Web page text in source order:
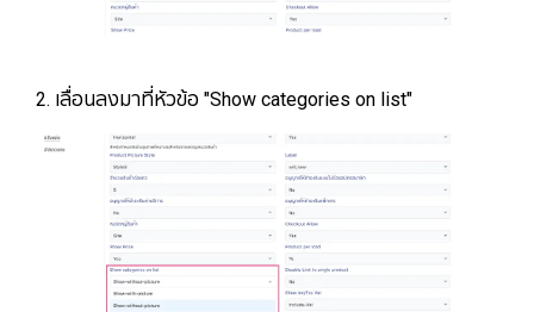
2. เลื่อนลงมาที่หัวข้อ "Show categories on list"